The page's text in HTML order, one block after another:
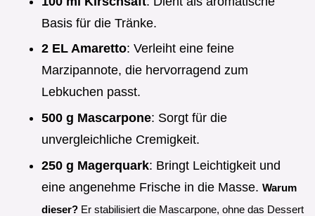
Basis für die Tränke.
2 EL Amaretto: Verleiht eine feine
Marzipannote, die hervorragend zum
Lebkuchen passt.
500 g Mascarpone: Sorgt für die
unvergleichliche Cremigkeit.
250 g Magerquark: Bringt Leichtigkeit und
eine angenehme Frische in die Masse. Warum
dieser? Er stabilisiert die Mascarpone, ohne das Dessert